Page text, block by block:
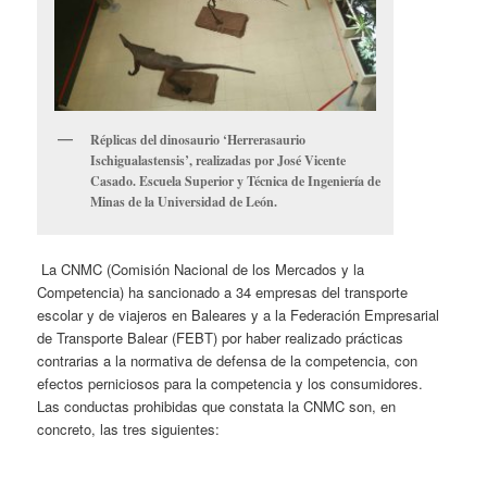
Réplicas del dinosaurio ‘Herrerasaurio
Ischigualastensis’, realizadas por José Vicente
Casado. Escuela Superior y Técnica de Ingeniería de
Minas de la Universidad de León.
La CNMC (Comisión Nacional de los Mercados y la
Competencia) ha sancionado a 34 empresas del transporte
escolar y de viajeros en Baleares y a la Federación Empresarial
de Transporte Balear (FEBT) por haber realizado prácticas
contrarias a la normativa de defensa de la competencia, con
efectos perniciosos para la competencia y los consumidores.
Las conductas prohibidas que constata la CNMC son, en
concreto, las tres siguientes: